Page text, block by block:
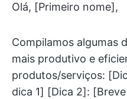
Olá, [Primeiro nome],
Compilamos algumas
mais produtivo e
produtos/serviços:
dica 1] [Dica 2]: